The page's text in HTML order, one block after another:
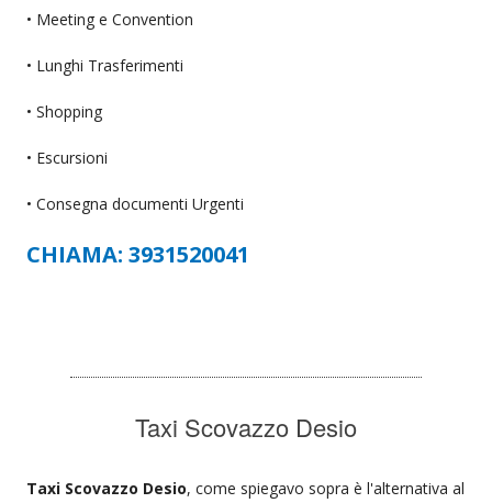
• Meeting e Convention
• Lunghi Trasferimenti
• Shopping
• Escursioni
• Consegna documenti Urgenti
CHIAMA: 3931520041
Taxi Scovazzo Desio
Taxi Scovazzo Desio, come spiegavo sopra è l'alternativa al